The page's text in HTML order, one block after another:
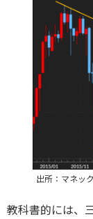
出所：マネッ
教科書的には、